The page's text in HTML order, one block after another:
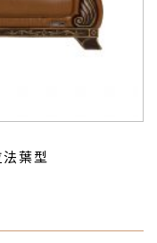
法葉型